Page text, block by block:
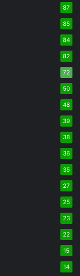
87
85
84
82
72
50
48
39
38
36
35
27
25
23
22
15
14